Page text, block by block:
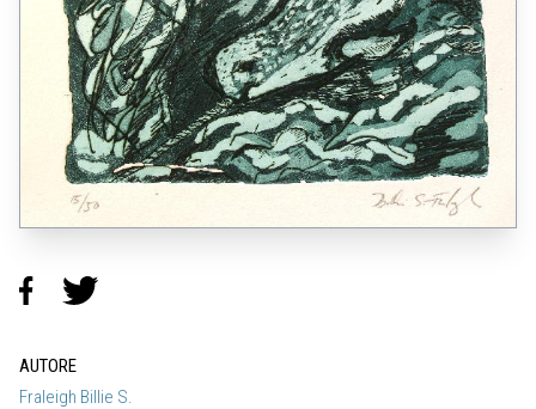
AUTORE
Fraleigh Billie S.